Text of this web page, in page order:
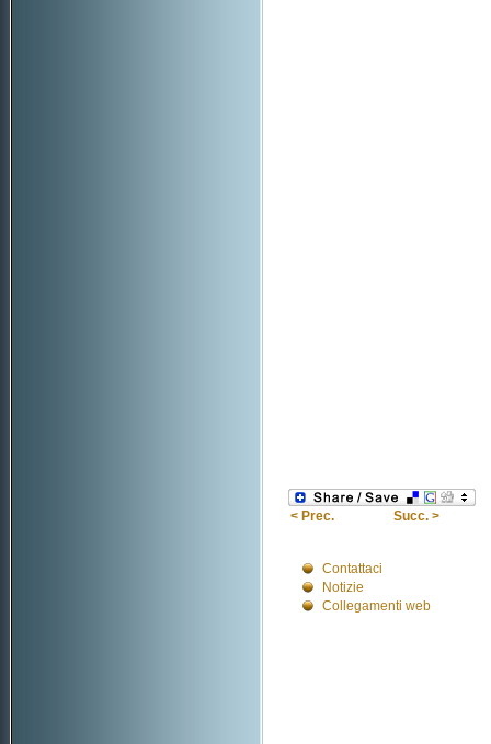
< Prec. Succ. >
Contattaci
Notizie
Collegamenti web